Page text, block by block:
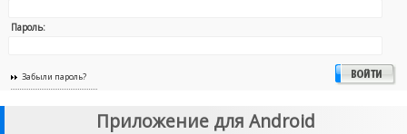
Пароль:
Забыли пароль?
Приложение для Android